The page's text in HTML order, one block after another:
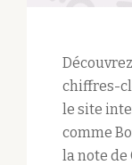
chiffres-
le site
comme
la note de